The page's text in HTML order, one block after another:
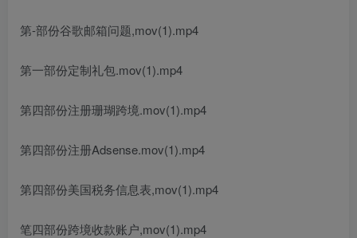
第-部份谷歌邮箱问题,mov(1).mp4
第一部份定制礼包.mov(1).mp4
第四部份注册珊瑚跨境.mov(1).mp4
第四部份注册Adsense.mov(1).mp4
第四部份美国税务信息表,mov(1).mp4
笔四部份跨境收款账户,mov(1).mp4